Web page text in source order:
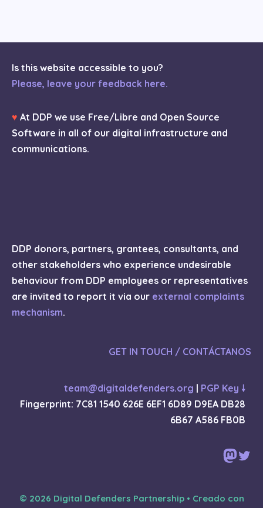
Is this website accessible to you?
Please, leave your feedback here.
♥ At DDP we use Free/Libre and Open Source
Software in all of our digital infrastructure and
communications.
DDP donors, partners, grantees, consultants, and
other stakeholders who experience undesirable
behaviour from DDP employees or representatives
are invited to report it via our external complaints
mechanism.
GET IN TOUCH / CONTÁCTANOS
team@digitaldefenders.org | PGP Key 🠗
Fingerprint: 7C81 1540 626E 6EF1 6D89 D9EA DB28
6B67 A586 FB0B
© 2026 Digital Defenders Partnership• Creado con